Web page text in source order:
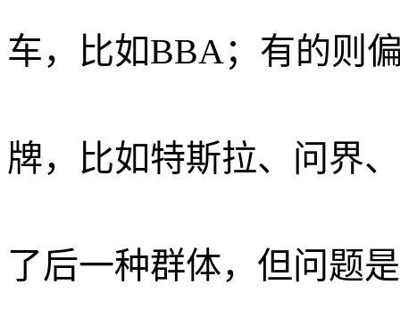
车，比如BBA；有的则
牌，比如特斯拉、问界
了后一种群体，但问题